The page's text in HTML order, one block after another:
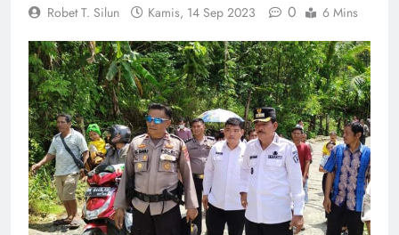
Robet T. Silun Kamis, 14 Sep 2023 0 6 Mins